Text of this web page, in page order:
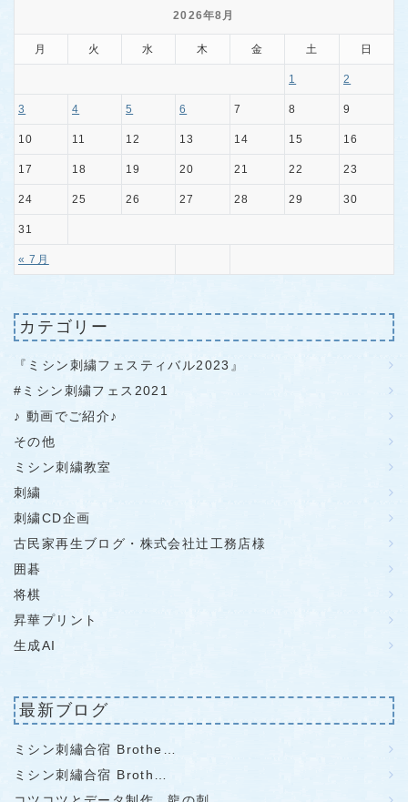
2026年8月
月 火 水 木 金 土 日
« 7月
1 2
3 4 5 6 7 8 9
10 11 12 13 14 15 16
17 18 19 20 21 22 23
24 25 26 27 28 29 30
31
カテゴリー
『ミシン刺繍フェスティバル2023』
#ミシン刺繍フェス2021
♪ 動画でご紹介♪
その他
ミシン刺繍教室
刺繍
刺繍CD企画
古民家再生ブログ・株式会社辻工務店様
囲碁
将棋
昇華プリント
生成AI
最新ブログ
ミシン刺繡合宿 Brothe…
ミシン刺繡合宿 Broth…